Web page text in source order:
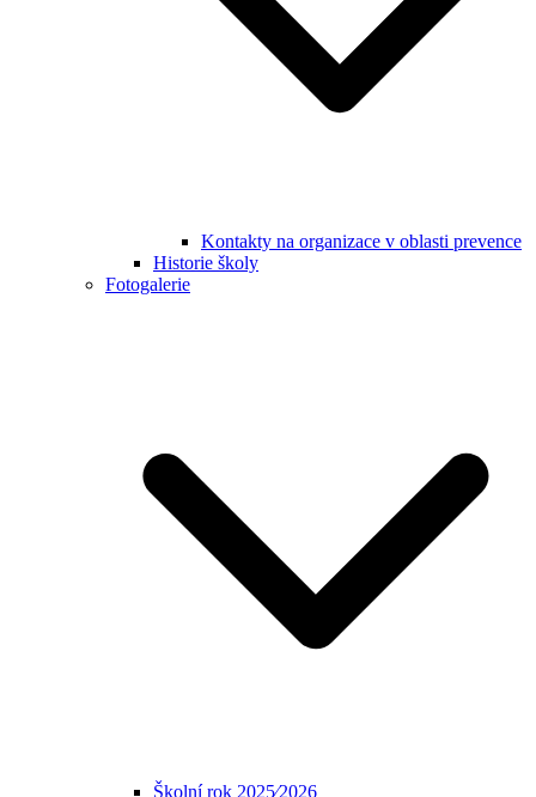
Kontakty na organizace v oblasti prevence
Historie školy
Fotogalerie
Školní rok 2025⁄2026